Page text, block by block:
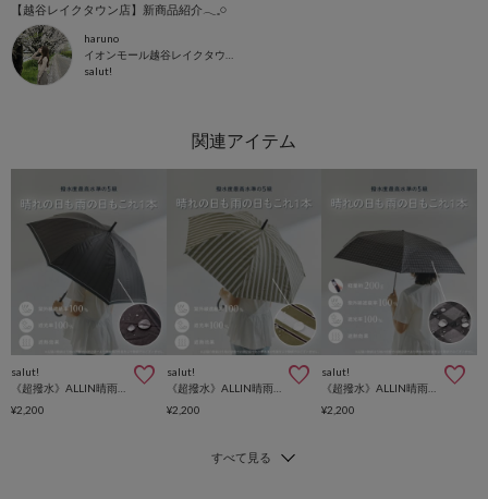
【越谷レイクタウン店】新商品紹介𓂃𓈒𓏸
haruno
salut!
salut!
¥2,200
salut!
《超撥水》ALLIN晴雨兼用軽量傘ラージ長グローストライプ
¥2,200
salut!
¥2,200